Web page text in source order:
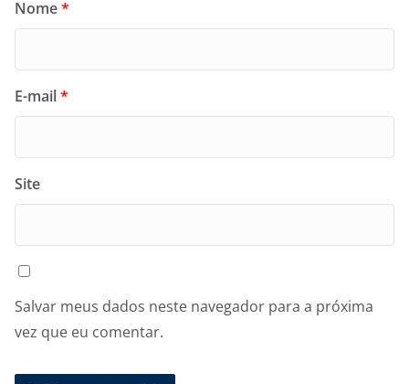
Nome*
E-mail*
Site
Salvar meus dados neste navegador para a próxima
vez que eu comentar.